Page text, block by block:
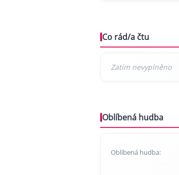
Co rád/a čtu
Oblíbená hudba
Oblíbená hudba: